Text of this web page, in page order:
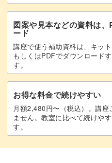
図案や見本などの資料は
ード
講座で使う補助資料は、キット
もしくはPDFでダウンロード
す。
お得な料金で続けやすい
月額2,480円〜（税込）。講座
ません。教室に比べて続けや
す。